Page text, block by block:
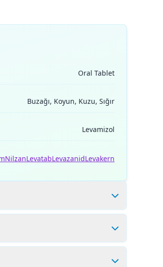
Oral Tablet
Buzağı, Koyun, Kuzu, Sığır
Levamizol
NilzanLevatabLevazanidLevakern